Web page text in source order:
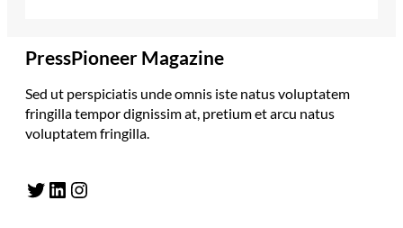
PressPioneer Magazine
Sed ut perspiciatis unde omnis iste natus voluptatem
fringilla tempor dignissim at, pretium et arcu natus
voluptatem fringilla.
Twitter LinkedIn Instagram